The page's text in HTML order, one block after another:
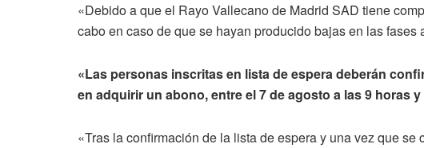
«Debido a que el Rayo Vallecano de Madrid SAD tiene
cabo en caso de que se hayan producido bajas en las
«Las personas inscritas en lista de espera deberán
en adquirir un abono, entre el 7 de agosto a las 9 horas
«Tras la confirmación de la lista de espera y una vez que